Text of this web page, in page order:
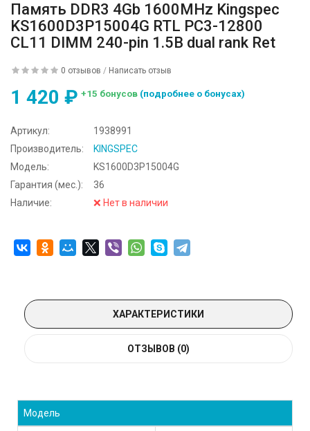
Память DDR3 4Gb 1600MHz Kingspec
KS1600D3P15004G RTL PC3-12800
CL11 DIMM 240-pin 1.5В dual rank Ret
0 отзывов / Написать отзыв
1 420 ₽ +15 бонусов (подробнее о бонусах)
Артикул:
1938991
Производитель:
KINGSPEC
Модель:
KS1600D3P15004G
Гарантия (мес.):
36
Наличие:
❌ Нет в наличии
ХАРАКТЕРИСТИКИ
ОТЗЫВОВ (0)
Модель